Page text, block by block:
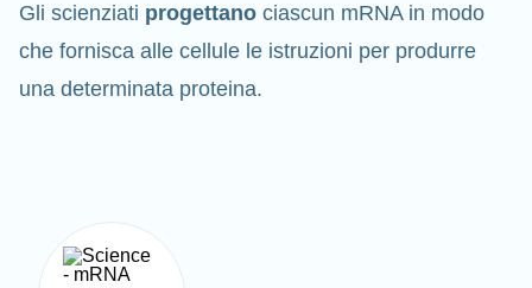
Gli scienziati progettano ciascun mRNA in modo
che fornisca alle cellule le istruzioni per produrre
una determinata proteina.